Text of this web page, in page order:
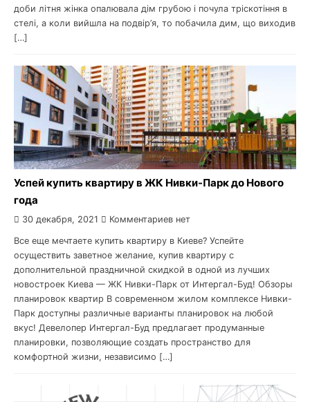
доби літня жінка опалювала дім грубою і почула тріскотіння в
стелі, а коли вийшла на подвір’я, то побачила дим, що виходив
[…]
Успей купить квартиру в ЖК Нивки-Парк до Нового
года
30 декабря, 2021 Комментариев нет
Все еще мечтаете купить квартиру в Киеве? Успейте
осуществить заветное желание, купив квартиру с
дополнительной праздничной скидкой в одной из лучших
новостроек Киева — ЖК Нивки-Парк от Интергал-Буд! Обзоры
планировок квартир В современном жилом комплексе Нивки-
Парк доступны различные варианты планировок на любой
вкус! Девелопер Интергал-Буд предлагает продуманные
планировки, позволяющие создать пространство для
комфортной жизни, независимо […]